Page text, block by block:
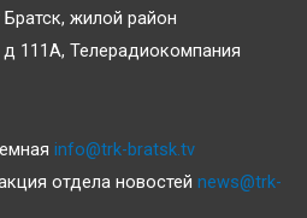
Братск, жилой район
д 111А, Телерадиокомпания
info@trk-bratsk.tv
отдела новостей news@trk-